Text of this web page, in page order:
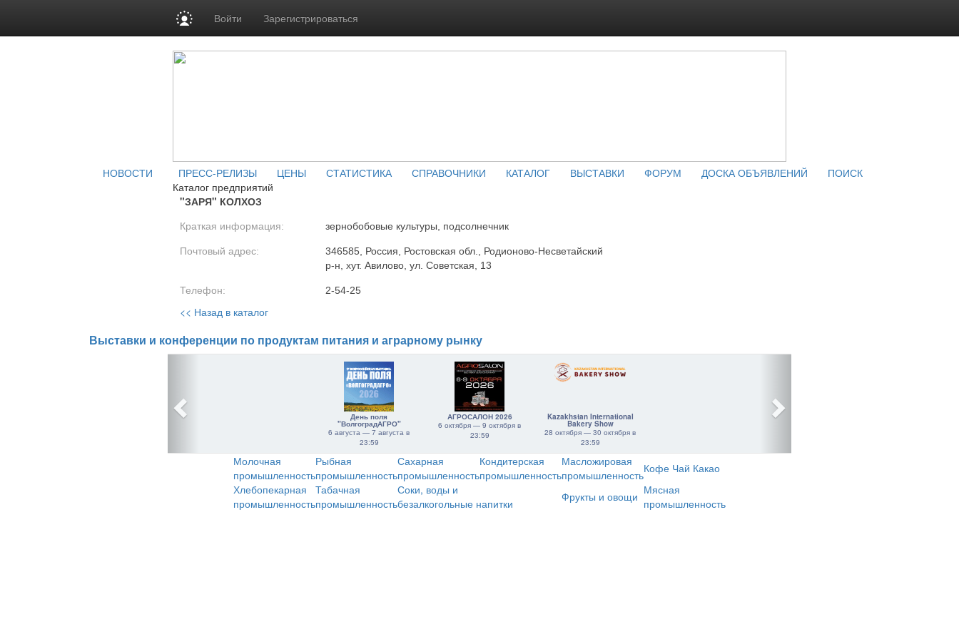
Войти Зарегистрироваться
НОВОСТИ ПРЕСС-РЕЛИЗЫ ЦЕНЫ СТАТИСТИКА СПРАВОЧНИКИ КАТАЛОГ ВЫСТАВКИ ФОРУМ ДОСКА ОБЪЯВЛЕНИЙ
ПОИСК
Каталог предприятий
"ЗАРЯ" КОЛХОЗ
Краткая информация: зернобобовые культуры, подсолнечник
Почтовый адрес:
346585, Россия, Ростовская обл., Родионово-Несветайский
р-н, хут. Авилово, ул. Советская, 13
Телефон: 2-54-25
<< Назад в каталог
Выставки и конференции по продуктам питания и аграрному рынку
День поля
"ВолгоградАГРО"
6 августа — 7 августа в
23:59
АГРОСАЛОН 2026
6 октября — 9 октября в
23:59
Kazakhstan International
Bakery Show
28 октября — 30 октября в
23:59
Молочная
промышленность
Рыбная
промышленность
Сахарная
промышленность
Кондитерская
промышленность
Масложировая
промышленностьКофе Чай Какао
Хлебопекарная
промышленность
Табачная
промышленность
Соки, воды и
безалкогольные напитки
Фрукты и овощи Мясная
промышленность